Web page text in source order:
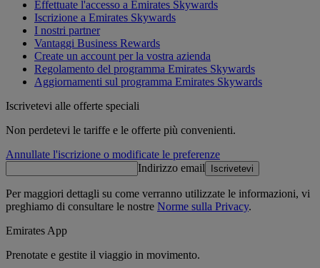
Effettuate l'accesso a Emirates Skywards
Iscrizione a Emirates Skywards
I nostri partner
Vantaggi Business Rewards
Create un account per la vostra azienda
Regolamento del programma Emirates Skywards
Aggiornamenti sul programma Emirates Skywards
Iscrivetevi alle offerte speciali
Non perdetevi le tariffe e le offerte più convenienti.
Annullate l'iscrizione o modificate le preferenze
Indirizzo email
Iscrivetevi
Per maggiori dettagli su come verranno utilizzate le informazioni, vi
preghiamo di consultare le nostre Norme sulla Privacy.
Emirates App
Prenotate e gestite il viaggio in movimento.